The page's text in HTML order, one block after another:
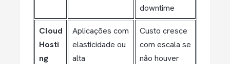
downtime
Cloud
Hosti
ng
Aplicações com
elasticidade ou
alta
Custo cresce
com escala se
não houver